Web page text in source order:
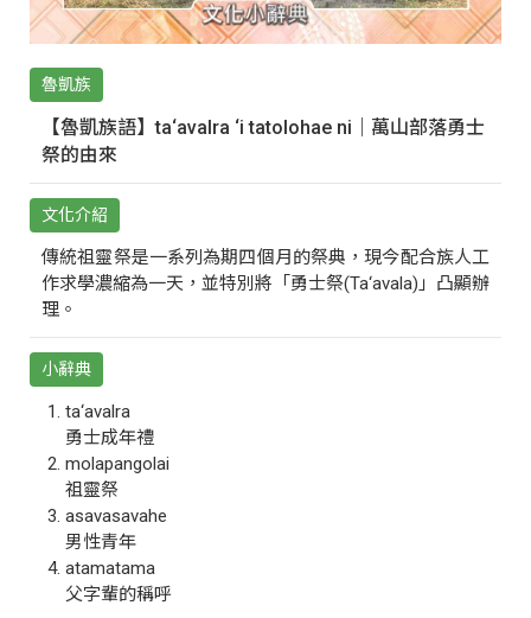
魯凱族
【魯凱族語】ta‘avalra ‘i tatolohae ni｜萬山部落勇士
祭的由來
文化介紹
傳統祖靈祭是一系列為期四個月的祭典，現今配合族人工
作求學濃縮為一天，並特別將「勇士祭(Ta‘avala)」凸顯辦
理。
小辭典
ta‘avalra
勇士成年禮
molapangolai
祖靈祭
asavasavahe
男性青年
atamatama
父字輩的稱呼